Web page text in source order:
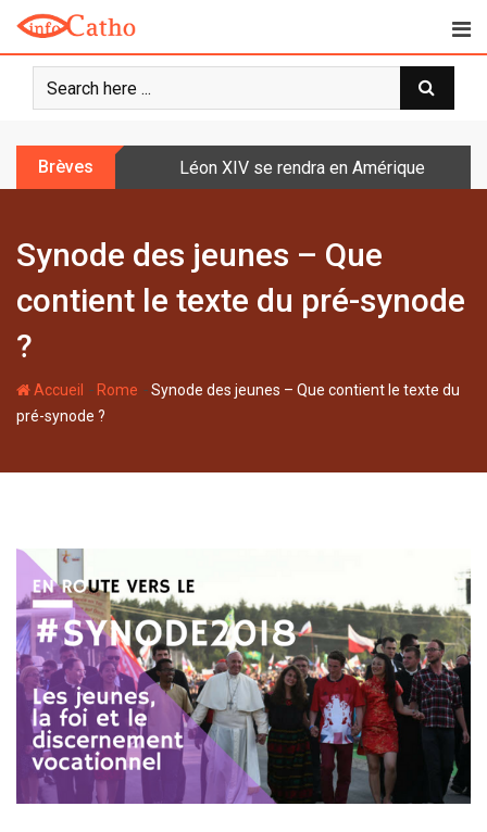
o
Brèves Léon XIV se rendra en Amérique latine à
Synode des jeunes – Que
contient le texte du pré-synode
?
Accueil - Rome -Synode des jeunes – Que contient le texte du
pré-synode ?